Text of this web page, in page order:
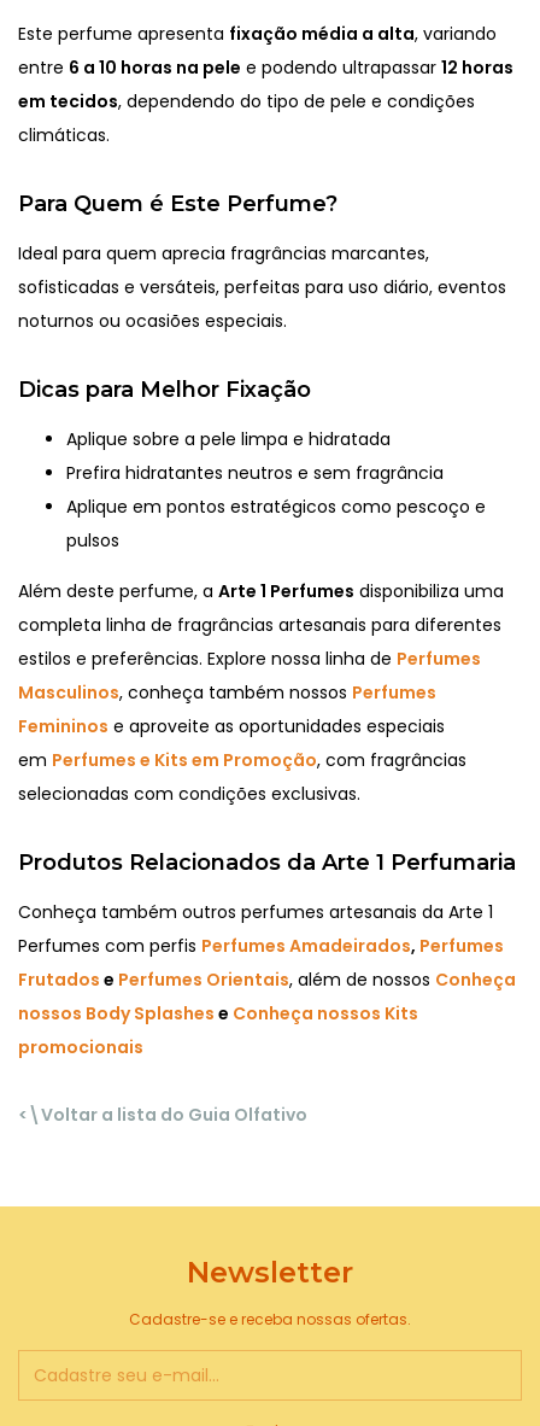
Este perfume apresenta fixação média a alta, variando
entre 6 a 10 horas na pele e podendo ultrapassar 12 horas
em tecidos, dependendo do tipo de pele e condições
climáticas.
Para Quem é Este Perfume?
Ideal para quem aprecia fragrâncias marcantes,
sofisticadas e versáteis, perfeitas para uso diário, eventos
noturnos ou ocasiões especiais.
Dicas para Melhor Fixação
Aplique sobre a pele limpa e hidratada
Prefira hidratantes neutros e sem fragrância
Aplique em pontos estratégicos como pescoço e
pulsos
Além deste perfume, a Arte 1 Perfumes disponibiliza uma
completa linha de fragrâncias artesanais para diferentes
estilos e preferências. Explore nossa linha de Perfumes
Masculinos, conheça também nossos Perfumes
Femininos e aproveite as oportunidades especiais
em Perfumes e Kits em Promoção, com fragrâncias
selecionadas com condições exclusivas.
Produtos Relacionados da Arte 1 Perfumaria
Conheça também outros perfumes artesanais da Arte 1
Perfumes com perfis Perfumes Amadeirados, Perfumes
Frutados e Perfumes Orientais, além de nossos Conheça
nossos Body Splashes e Conheça nossos Kits
promocionais
<\Voltar a lista do Guia Olfativo
Newsletter
Cadastre-se e receba nossas ofertas.